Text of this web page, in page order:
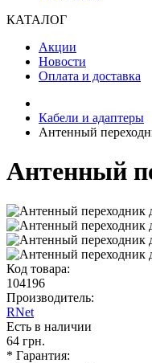
КАТАЛОГ
Акции
Новости
Оплата и доставка
Кабели и адаптеры
Антенный
Антенный
Код товара:
104196
Производитель:
RNet
Есть в наличии
64 грн.
* Гарантия: